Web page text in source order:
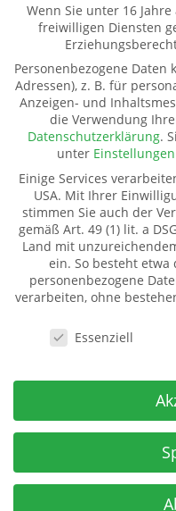
Weitere Informationen
Kontakt
Impressum
Datenschutz
Pate werden
Spenden
Mitglied werden
Kinderhilfe Westafrika e.V.
Kinderhilfe Westafrika
Dorfstraße 18 (Kahmer)
IBAN:
DE06 5009 2100 0001
BIC: GENODE51BH2
Spar- u Kreditbank ev-
Wenn Sie unter 16
freiwilligen Diensten
Personenbezogene Daten
Adressen), z. B. für
Anzeigen- und
die Verwendung
Datenschutzerklärung.
unter Einstellungen
Einige Services
USA. Mit Ihrer
stimmen Sie auch der
gemäß Art. 49 (1) lit. a
Land mit
ein. So besteht etwa
personenbezogene
verarbeiten, ohne
Datenschutzeinstellungen
Essenziell